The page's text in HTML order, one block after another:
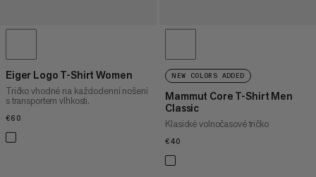
Eiger Logo T-Shirt Women
Tričko vhodné na každodenní nošení
s transportem vlhkosti.
€60
NEW COLORS ADDED
Mammut Core T-Shirt Men
Classic
Klasické volnočasové tričko
€40